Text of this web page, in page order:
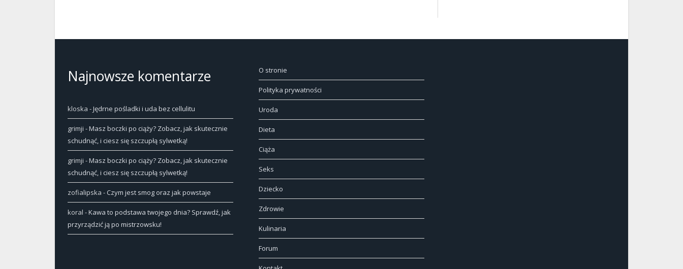
Najnowsze komentarze
kloska -Jędrne pośladki i uda bez cellulitu
grimji -Masz boczki po ciąży? Zobacz, jak skutecznie
schudnąć, i ciesz się szczupłą sylwetką!
grimji -Masz boczki po ciąży? Zobacz, jak skutecznie
schudnąć, i ciesz się szczupłą sylwetką!
zofialipska -Czym jest smog oraz jak powstaje
koral -Kawa to podstawa twojego dnia? Sprawdź, jak
przyrządzić ją po mistrzowsku!
O stronie
Polityka prywatności
Uroda
Dieta
Ciąża
Seks
Dziecko
Zdrowie
Kulinaria
Forum